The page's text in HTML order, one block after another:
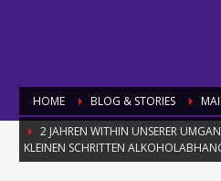
HOME BLOG & STORIES
2 JAHREN WITHIN UNSERER
KLEINEN SCHRITTEN